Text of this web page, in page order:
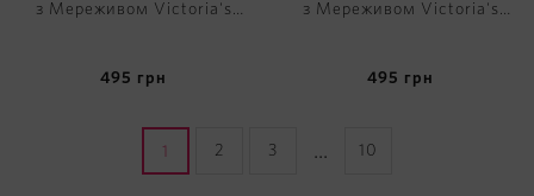
з Мереживом Victoria's
495 грн
з Мереживом Victoria's
495 грн
1 2 3 ... 10